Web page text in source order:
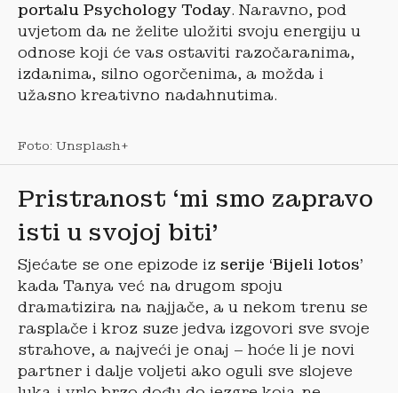
portalu Psychology Today. Naravno, pod
uvjetom da ne želite uložiti svoju energiju u
odnose koji će vas ostaviti razočaranima,
izdanima, silno ogorčenima, a možda i
užasno kreativno nadahnutima.
Foto: Unsplash+
Pristranost ‘mi smo zapravo
isti u svojoj biti’
Sjećate se one epizode iz serije ‘Bijeli lotos’
kada Tanya već na drugom spoju
dramatizira na najjače, a u nekom trenu se
rasplače i kroz suze jedva izgovori sve svoje
strahove, a najveći je onaj – hoće li je novi
partner i dalje voljeti ako oguli sve slojeve